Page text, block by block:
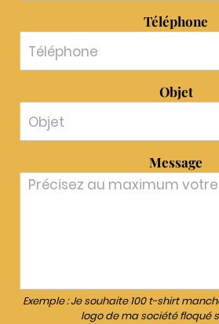
Téléphone
Objet
Message
Exemple : Je souhaite 100 t-shirt
logo de ma société floqué